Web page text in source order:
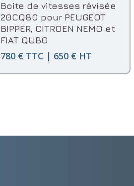
Boite de vitesses révisée
20CQ80 pour PEUGEOT
BIPPER, CITROEN NEMO et
FIAT QUBO
780 € TTC | 650 € HT